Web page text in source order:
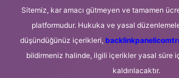
Sitemiz, kar amacı gütmeyen ve tamamen
platformudur. Hukuka ve yasal
düşündüğünüz içerikleri,
bildirmeniz halinde, ilgili içerikler yasal süre
kaldırılacaktır.